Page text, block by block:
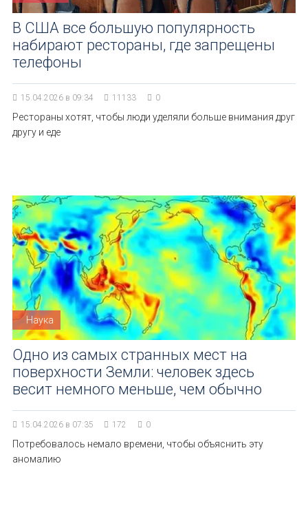
В США все большую популярность
набирают рестораны, где запрещены
телефоны
15.04.2026 в 09:34 11133 0
Рестораны хотят, чтобы люди уделяли больше внимания друг
другу и еде
Наука
Одно из самых странных мест на
поверхности Земли: человек здесь
весит немного меньше, чем обычно
15.04.2026 в 07:35 172 0
Потребовалось немало времени, чтобы объяснить эту
аномалию